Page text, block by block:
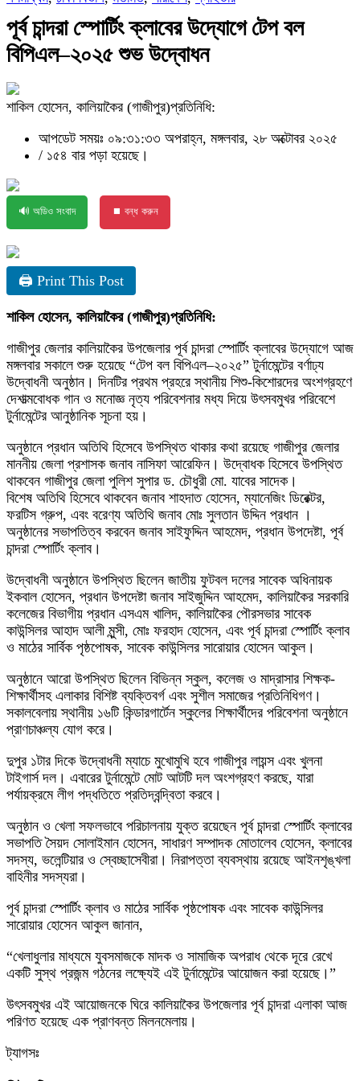
পূর্ব চান্দরা স্পোর্টিং ক্লাবের উদ্যোগে টেপ বল
বিপিএল–২০২৫ শুভ উদ্বোধন
শাকিল হোসেন, কালিয়াকৈর (গাজীপুর)প্রতিনিধি:
আপডেট সময়ঃ ০৯:৩১:৩৩ অপরাহ্ন, মঙ্গলবার, ২৮ অক্টোবর ২০২৫
/ ১৫৪ বার পড়া হয়েছে।
🔊 অডিও সংবাদ ⏹ বন্ধ করুন
🖨 Print This Post
শাকিল হোসেন, কালিয়াকৈর (গাজীপুর)প্রতিনিধি:
গাজীপুর জেলার কালিয়াকৈর উপজেলার পূর্ব চান্দরা স্পোর্টিং ক্লাবের উদ্যোগে আজ
মঙ্গলবার সকালে শুরু হয়েছে “টেপ বল বিপিএল–২০২৫” টুর্নামেন্টের বর্ণাঢ্য
উদ্বোধনী অনুষ্ঠান। দিনটির প্রথম প্রহরে স্থানীয় শিশু-কিশোরদের অংশগ্রহণে
দেশাত্মবোধক গান ও মনোজ্ঞ নৃত্য পরিবেশনার মধ্য দিয়ে উৎসবমুখর পরিবেশে
টুর্নামেন্টের আনুষ্ঠানিক সূচনা হয়।
অনুষ্ঠানে প্রধান অতিথি হিসেবে উপস্থিত থাকার কথা রয়েছে গাজীপুর জেলার
মাননীয় জেলা প্রশাসক জনাব নাসিফা আরেফিন। উদ্বোধক হিসেবে উপস্থিত
থাকবেন গাজীপুর জেলা পুলিশ সুপার ড. চৌধুরী মো. যাবের সাদেক।
বিশেষ অতিথি হিসেবে থাকবেন জনাব শাহদাত হোসেন, ম্যানেজিং ডিরেক্টর,
ফরটিস গ্রুপ, এবং বরেণ্য অতিথি জনাব মোঃ সুলতান উদ্দিন প্রধান ।
অনুষ্ঠানের সভাপতিত্ব করবেন জনাব সাইফুদ্দিন আহমেদ, প্রধান উপদেষ্টা, পূর্ব
চান্দরা স্পোর্টিং ক্লাব।
উদ্বোধনী অনুষ্ঠানে উপস্থিত ছিলেন জাতীয় ফুটবল দলের সাবেক অধিনায়ক
ইকবাল হোসেন, প্রধান উপদেষ্টা জনাব সাইজুদ্দিন আহমেদ, কালিয়াকৈর সরকারি
কলেজের বিভাগীয় প্রধান এসএম খালিদ, কালিয়াকৈর পৌরসভার সাবেক
কাউন্সিলর আহাদ আলী মুন্সী, মোঃ ফরহাদ হোসেন, এবং পূর্ব চান্দরা স্পোর্টিং ক্লাব
ও মাঠের সার্বিক পৃষ্ঠপোষক, সাবেক কাউন্সিলর সারোয়ার হোসেন আকুল।
অনুষ্ঠানে আরো উপস্থিত ছিলেন বিভিন্ন স্কুল, কলেজ ও মাদ্রাসার শিক্ষক-
শিক্ষার্থীসহ এলাকার বিশিষ্ট ব্যক্তিবর্গ এবং সুশীল সমাজের প্রতিনিধিগণ।
সকালবেলায় স্থানীয় ১৬টি কিন্ডারগার্টেন স্কুলের শিক্ষার্থীদের পরিবেশনা অনুষ্ঠানে
প্রাণচাঞ্চল্য যোগ করে।
দুপুর ১টার দিকে উদ্বোধনী ম্যাচে মুখোমুখি হবে গাজীপুর লায়ন্স এবং খুলনা
টাইগার্স দল। এবারের টুর্নামেন্টে মোট আটটি দল অংশগ্রহণ করছে, যারা
পর্যায়ক্রমে লীগ পদ্ধতিতে প্রতিদ্বন্দ্বিতা করবে।
অনুষ্ঠান ও খেলা সফলভাবে পরিচালনায় যুক্ত রয়েছেন পূর্ব চান্দরা স্পোর্টিং ক্লাবের
সভাপতি সৈয়দ সোলাইমান হোসেন, সাধারণ সম্পাদক মোতালেব হোসেন, ক্লাবের
সদস্য, ভলেন্টিয়ার ও স্বেচ্ছাসেবীরা। নিরাপত্তা ব্যবস্থায় রয়েছে আইনশৃঙ্খলা
বাহিনীর সদস্যরা।
পূর্ব চান্দরা স্পোর্টিং ক্লাব ও মাঠের সার্বিক পৃষ্ঠপোষক এবং সাবেক কাউন্সিলর
সারোয়ার হোসেন আকুল জানান,
“খেলাধুলার মাধ্যমে যুবসমাজকে মাদক ও সামাজিক অপরাধ থেকে দূরে রেখে
একটি সুস্থ প্রজন্ম গঠনের লক্ষ্যেই এই টুর্নামেন্টের আয়োজন করা হয়েছে।”
উৎসবমুখর এই আয়োজনকে ঘিরে কালিয়াকৈর উপজেলার পূর্ব চান্দরা এলাকা আজ
পরিণত হয়েছে এক প্রাণবন্ত মিলনমেলায়।
ট্যাগসঃ